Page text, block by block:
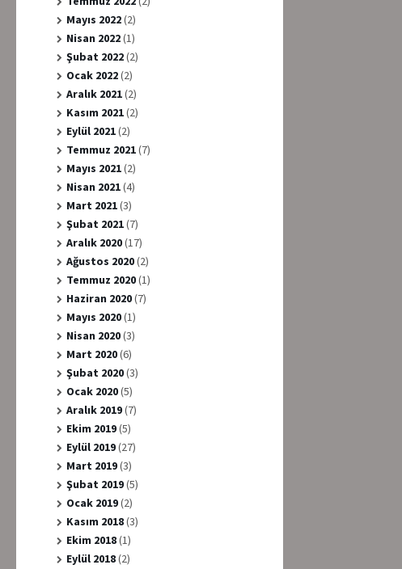
Mayıs 2022(2)
Nisan 2022(1)
Şubat 2022(2)
Ocak 2022(2)
Aralık 2021(2)
Kasım 2021(2)
Eylül 2021(2)
Temmuz 2021(7)
Mayıs 2021(2)
Nisan 2021(4)
Mart 2021(3)
Şubat 2021(7)
Aralık 2020(17)
Ağustos 2020(2)
Temmuz 2020(1)
Haziran 2020(7)
Mayıs 2020(1)
Nisan 2020(3)
Mart 2020(6)
Şubat 2020(3)
Ocak 2020(5)
Aralık 2019(7)
Ekim 2019(5)
Eylül 2019(27)
Mart 2019(3)
Şubat 2019(5)
Ocak 2019(2)
Kasım 2018(3)
Ekim 2018(1)
Eylül 2018(2)